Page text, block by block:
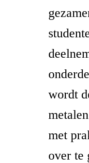
wordt
met
over te